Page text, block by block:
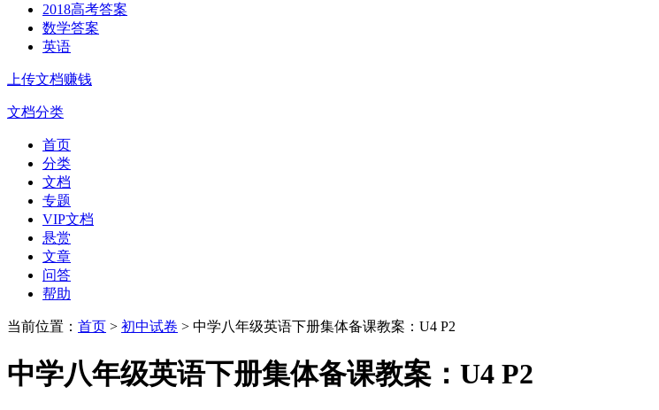
2018高考答案
数学答案
英语
上传文档赚钱
文档分类
首页
分类
文档
专题
VIP文档
悬赏
文章
问答
帮助
当前位置： 首页 > 初中试卷 > 中学八年级英语下册集体备课教案：U4 P2
中学八年级英语下册集体备课教案：U4 P2